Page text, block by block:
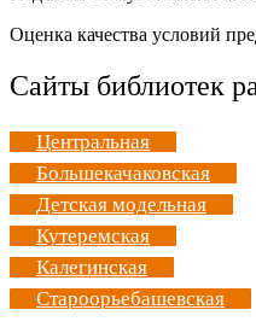
Оценка качества условий
Сайты библиотек
Центральная
Большекачаковская
Детская модельная
Кутеремская
Калегинская
Староорьебашевская